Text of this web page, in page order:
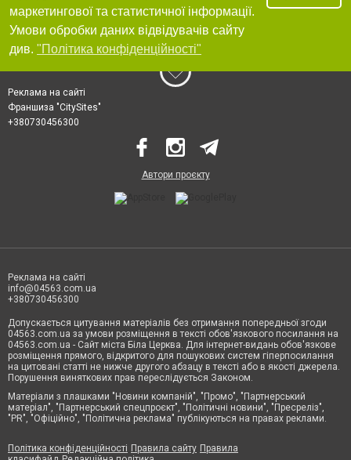
маркетингової та статистичної інформації.
Умови обробки даних відвідувачів сайту
див. "Політика конфіденційності"
Реклама на сайті
Франшиза "CitySites"
+380730456300
Автори проєкту
Реклама на сайті
info@04563.com.ua
+380730456300
Допускається цитування матеріалів без отримання попередньої згоди
04563.com.ua за умови розміщення в тексті обов'язкового посилання на
04563.com.ua - Сайт міста Біла Церква. Для інтернет-видань обов'язкове
розміщення прямого, відкритого для пошукових систем гіперпосилання
на цитовані статті не нижче другого абзацу в тексті або в якості джерела.
Порушення виняткових прав переслідується Законом.
Матеріали з плашками "Новини компаній", "Промо", "Партнерський
матеріал", "Партнерський спецпроєкт", "Політичні новини", "Пресреліз",
"PR", "Офіційно", "Політична реклама" публікуються на правах реклами.
Політика конфіденційності Правила сайту Правила